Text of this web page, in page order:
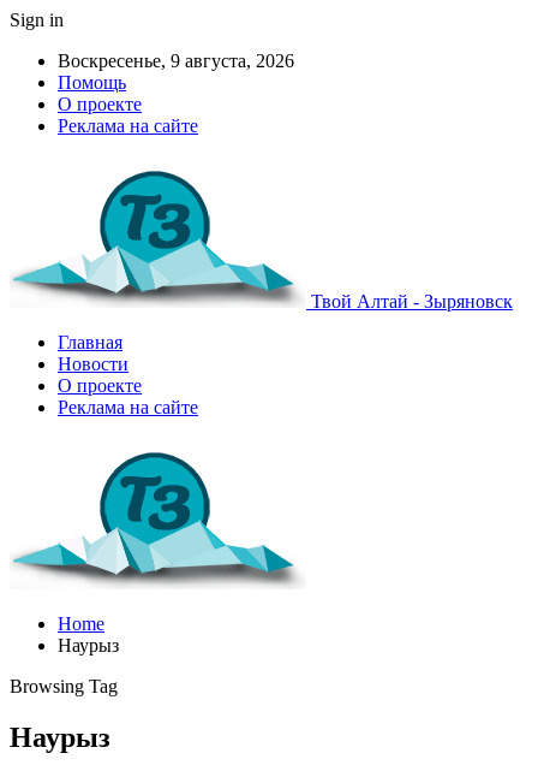
Sign in
Воскресенье, 9 августа, 2026
Помощь
О проекте
Реклама на сайте
Твой Алтай - Зыряновск
Главная
Новости
О проекте
Реклама на сайте
Home
Наурыз
Browsing Tag
Наурыз